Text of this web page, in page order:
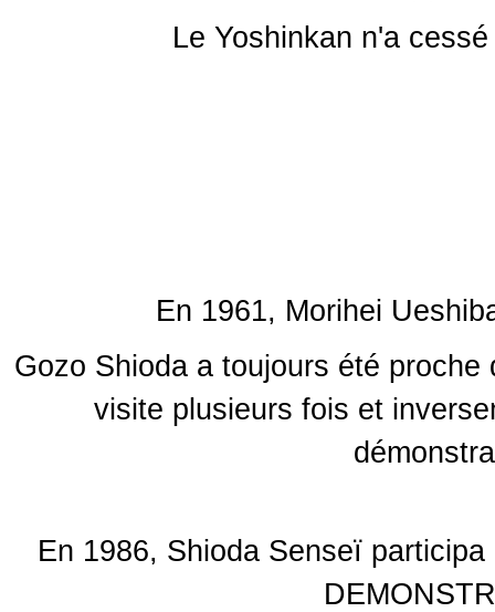
Le Yoshinkan n'a
En 1961, Morihei
Gozo Shioda a toujours été
visite plusieurs fois et
En 1986, Shioda Senseï